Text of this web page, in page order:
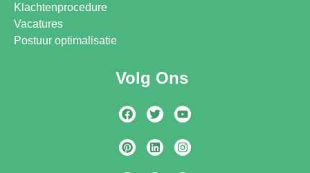
Klachtenprocedure
Vacatures
Postuur optimalisatie
Volg Ons